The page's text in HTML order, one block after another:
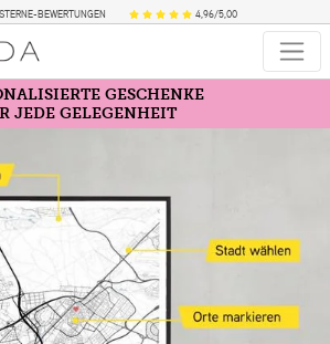
BEWERTUNGEN 4,96/5,00
GESCHENKE
JEDE GELEGENHEIT